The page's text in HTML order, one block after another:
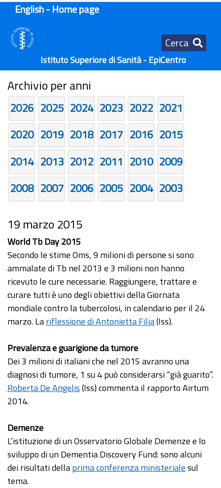
English - Home page
Cerca
Istituto Superiore di Sanità - EpiCentro
Archivio per anni
2026 2025 2024 2023 2022 2021
2020 2019 2018 2017 2016 2015
2014 2013 2012 2011 2010 2009
2008 2007 2006 2005 2004 2003
19 marzo 2015
World Tb Day 2015
Secondo le stime Oms, 9 milioni di persone si sono
ammalate di Tb nel 2013 e 3 milioni non hanno
ricevuto le cure necessarie. Raggiungere, trattare e
curare tutti è uno degli obiettivi della Giornata
mondiale contro la tubercolosi, in calendario per il 24
marzo. Lariflessione di Antonietta Filia(Iss).
Prevalenza e guarigione da tumore
Dei 3 milioni di italiani che nel 2015 avranno una
diagnosi di tumore, 1 su 4 può considerarsi “già guarito”.
Roberta De Angelis(Iss) commenta il rapporto Airtum
2014.
Demenze
L’istituzione di un Osservatorio Globale Demenze e lo
sviluppo di un Dementia Discovery Fund: sono alcuni
dei risultati dellaprima conferenza ministerialesul
tema.